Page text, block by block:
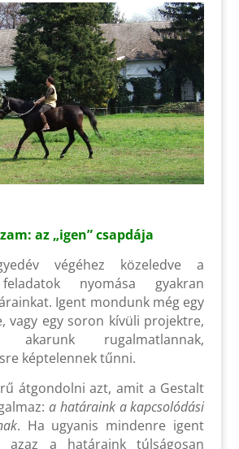
az „igen” csapdája
végéhez közeledve a
nyomása gyakran
Igent mondunk még egy
vagy egy soron kívüli projektre,
rugalmatlannak,
képtelennek tűnni.
átgondolni azt, amit a Gestalt
a határaink a kapcsolódási
. Ha ugyanis mindenre igent
a határaink túlságosan